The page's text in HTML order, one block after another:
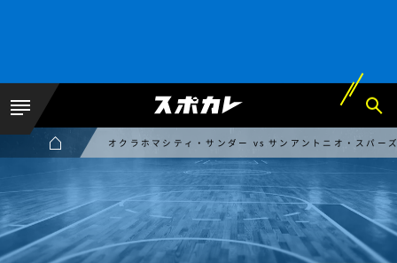
オクラホマシティ・サンダー vs サンアントニオ・スパー